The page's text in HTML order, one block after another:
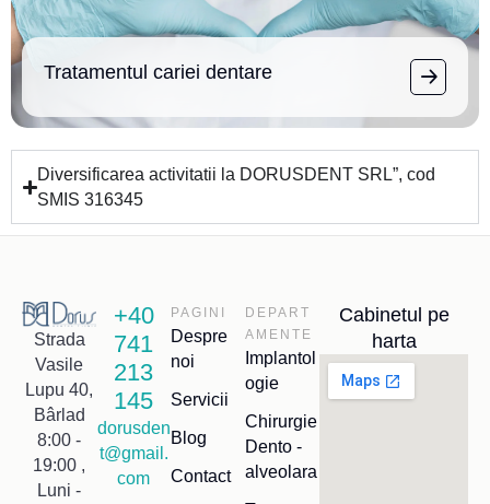
Tratamentul cariei dentare
Diversificarea activitatii la DORUSDENT SRL”, cod
SMIS 316345
Strada
Vasile
Lupu 40,
Bârlad
8:00 -
19:00 ,
Luni -
+40
741
213
145
dorusden
t@gmail.
com
PAGINI
Despre
noi
Servicii
Blog
Contact
DEPART
AMENTE
Implantol
ogie
Chirurgie
Dento -
alveolara
Cabinetul pe
harta